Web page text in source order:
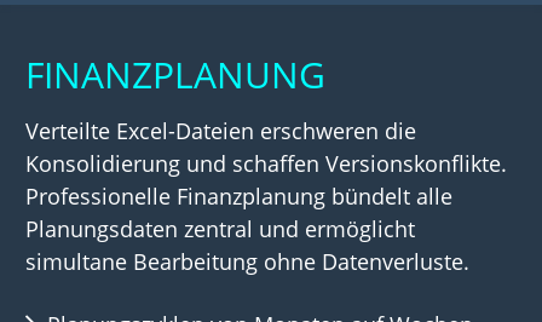
FINANZPLANUNG
Verteilte Excel-Dateien erschweren die
Konsolidierung und schaffen Versionskonflikte.
Professionelle Finanzplanung bündelt alle
Planungsdaten zentral und ermöglicht
simultane Bearbeitung ohne Datenverluste.